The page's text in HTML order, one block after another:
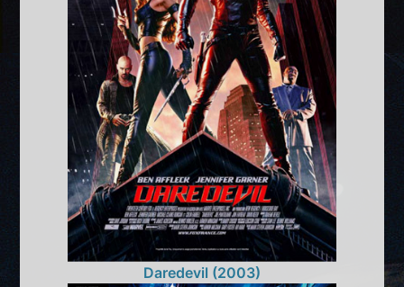
Daredevil (2003)